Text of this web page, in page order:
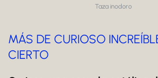
Taza inodoro
MÁS DE CURIOSO
CIERTO